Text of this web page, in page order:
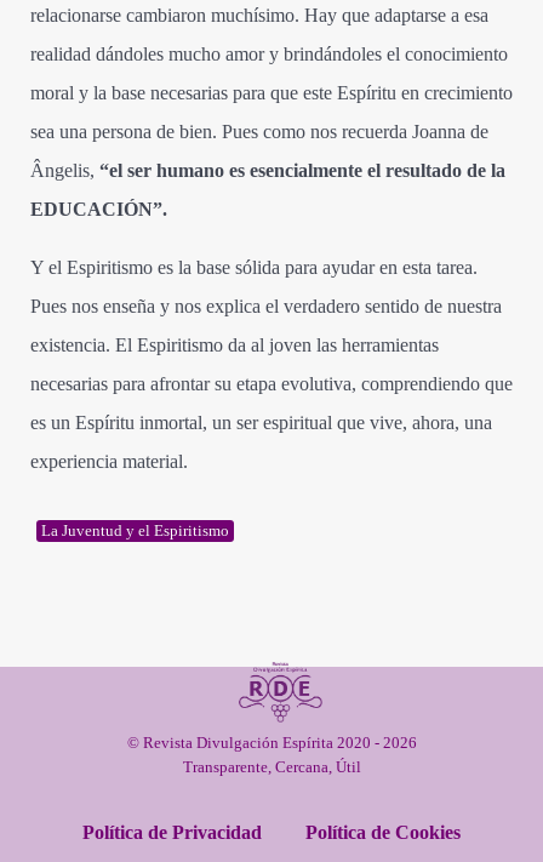
relacionarse cambiaron muchísimo. Hay que adaptarse a esa
realidad dándoles mucho amor y brindándoles el conocimiento
moral y la base necesarias para que este Espíritu en crecimiento
sea una persona de bien. Pues como nos recuerda Joanna de
Ângelis, “el ser humano es esencialmente el resultado de la
EDUCACIÓN”.
Y el Espiritismo es la base sólida para ayudar en esta tarea.
Pues nos enseña y nos explica el verdadero sentido de nuestra
existencia. El Espiritismo da al joven las herramientas
necesarias para afrontar su etapa evolutiva, comprendiendo que
es un Espíritu inmortal, un ser espiritual que vive, ahora, una
experiencia material.
La Juventud y el Espiritismo
© Revista Divulgación Espírita 2020 - 2026
Transparente, Cercana, Útil
Política de Privacidad Política de Cookies